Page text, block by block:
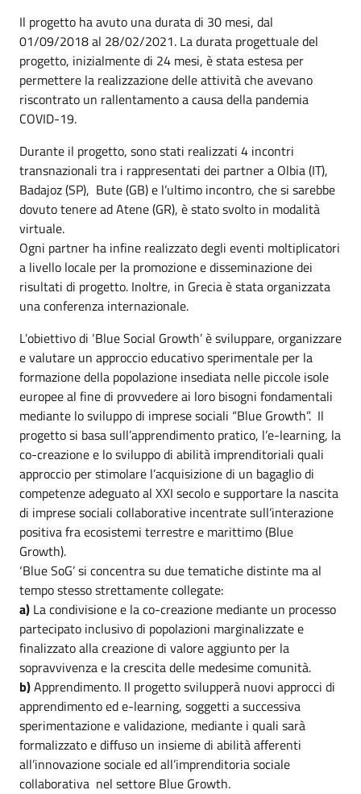
Il progetto ha avuto una durata di 30 mesi, dal
01/09/2018 al 28/02/2021. La durata progettuale del
progetto, inizialmente di 24 mesi, è stata estesa per
permettere la realizzazione delle attività che avevano
riscontrato un rallentamento a causa della pandemia
COVID-19.
Durante il progetto, sono stati realizzati 4 incontri
transnazionali tra i rappresentati dei partner a Olbia (IT),
Badajoz (SP), Bute (GB) e l’ultimo incontro, che si sarebbe
dovuto tenere ad Atene (GR), è stato svolto in modalità
virtuale.
Ogni partner ha infine realizzato degli eventi moltiplicatori
a livello locale per la promozione e disseminazione dei
risultati di progetto. Inoltre, in Grecia è stata organizzata
una conferenza internazionale.
L’obiettivo di ‘Blue Social Growth’ è sviluppare, organizzare
e valutare un approccio educativo sperimentale per la
formazione della popolazione insediata nelle piccole isole
europee al fine di provvedere ai loro bisogni fondamentali
mediante lo sviluppo di imprese sociali “Blue Growth”. Il
progetto si basa sull’apprendimento pratico, l’e-learning, la
co-creazione e lo sviluppo di abilità imprenditoriali quali
approccio per stimolare l’acquisizione di un bagaglio di
competenze adeguato al XXI secolo e supportare la nascita
di imprese sociali collaborative incentrate sull’interazione
positiva fra ecosistemi terrestre e marittimo (Blue
Growth).
‘Blue SoG’ si concentra su due tematiche distinte ma al
tempo stesso strettamente collegate:
a) La condivisione e la co-creazione mediante un processo
partecipato inclusivo di popolazioni marginalizzate e
finalizzato alla creazione di valore aggiunto per la
sopravvivenza e la crescita delle medesime comunità.
b)Apprendimento. Il progetto svilupperà nuovi approcci di
apprendimento ed e-learning, soggetti a successiva
sperimentazione e validazione, mediante i quali sarà
formalizzato e diffuso un insieme di abilità afferenti
all’innovazione sociale ed all’imprenditoria sociale
collaborativa nel settore Blue Growth.